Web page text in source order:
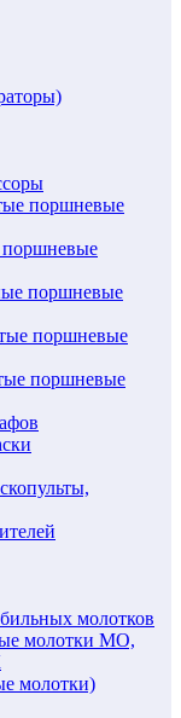
поршневые
поршневые
поршневые
поршневые
поршневые
молотков
молотки МО,
молотки)